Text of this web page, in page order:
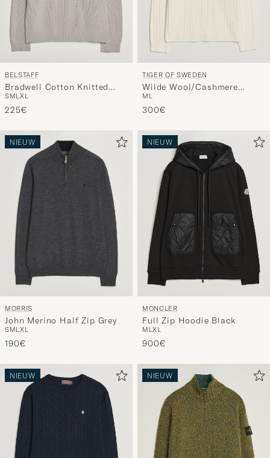
BELSTAFF
Bradwell Cotton Knitted
Quarter Zip Concrete
SMLXL
225€
TIGER OF SWEDEN
Wilde Wool/Cashmere
Cable Turtleneck Porcelain
Cream
M L
300€
NIEUW
MORRIS
John Merino Half Zip Grey
SMLXL
190€
NIEUW
MONCLER
Full Zip Hoodie Black
M LXL
900€
NIEUW NIEUW